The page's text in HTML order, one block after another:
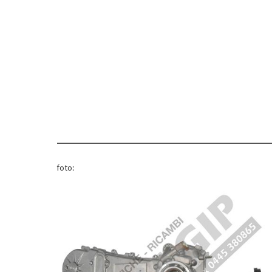
foto: